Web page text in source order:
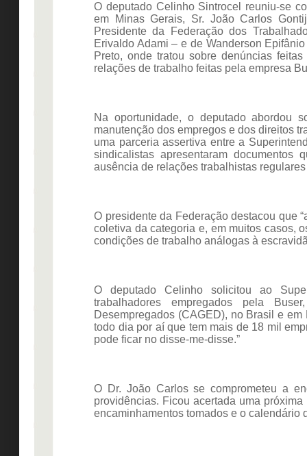
O deputado Celinho Sintrocel reuniu-se
em Minas Gerais, Sr. João Carlos
Presidente da Federação dos
Erivaldo Adami – e de Wanderson
Preto, onde tratou sobre denúncias
relações de trabalho feitas pela empresa
Na oportunidade, o deputado abordou
manutenção dos empregos e dos direitos
uma parceria assertiva entre a
sindicalistas apresentaram
ausência de relações trabalhistas
O presidente da Federação destacou que
coletiva da categoria e, em muitos casos,
condições de trabalho análogas à
O deputado Celinho solicitou ao
trabalhadores empregados pela
Desempregados (CAGED), no Brasil e
todo dia por aí que tem mais de 18 mil
pode ficar no disse-me-disse.”
O Dr. João Carlos se comprometeu a
providências. Ficou acertada uma
encaminhamentos tomados e o calendário